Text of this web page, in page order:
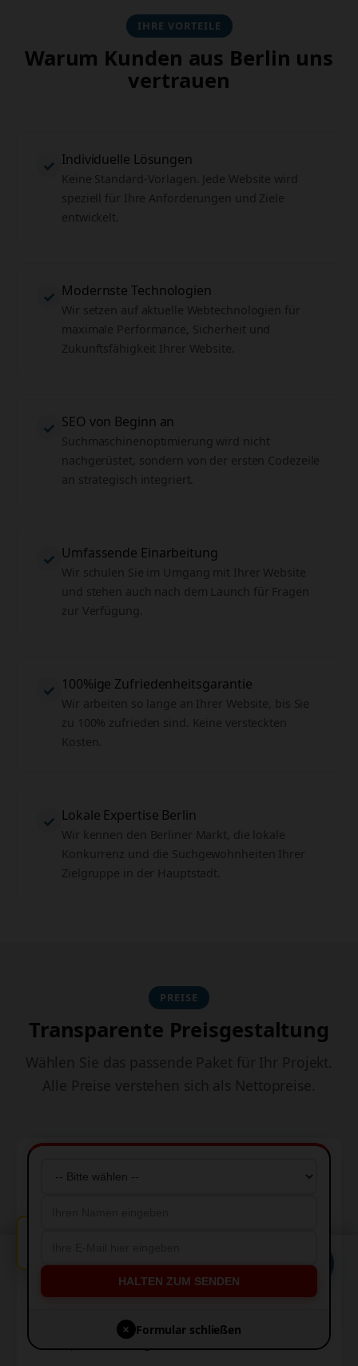
HALTEN ZUM SENDEN
× Formular schließen
IHRE VORTEILE
Warum Kunden aus Berlin uns
vertrauen
✓ Individuelle Lösungen
Keine Standard-Vorlagen. Jede Website wird
speziell für Ihre Anforderungen und Ziele
entwickelt.
✓ Modernste Technologien
Wir setzen auf aktuelle Webtechnologien für
maximale Performance, Sicherheit und
Zukunftsfähigkeit Ihrer Website.
✓ SEO von Beginn an
Suchmaschinenoptimierung wird nicht
nachgerüstet, sondern von der ersten Codezeile
an strategisch integriert.
✓ Umfassende Einarbeitung
Wir schulen Sie im Umgang mit Ihrer Website
und stehen auch nach dem Launch für Fragen
zur Verfügung.
✓ 100%ige Zufriedenheitsgarantie
Wir arbeiten so lange an Ihrer Website, bis Sie
zu 100% zufrieden sind. Keine versteckten
Kosten.
✓ Lokale Expertise Berlin
Wir kennen den Berliner Markt, die lokale
Konkurrenz und die Suchgewohnheiten Ihrer
Zielgruppe in der Hauptstadt.
PREISE
Transparente Preisgestaltung
Wählen Sie das passende Paket für Ihr Projekt.
Alle Preise verstehen sich als Nettopreise.
Idealer Einstieg für kleine Unternehmen
Responsives Design
bestmögliche Erfahrung zu bieten.
Ablehnen
💬